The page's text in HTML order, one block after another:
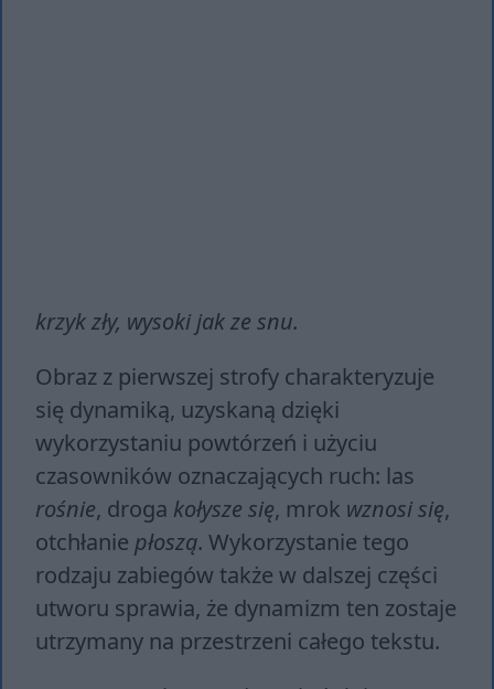
krzyk zły, wysoki jak ze snu.
Obraz z pierwszej strofy charakteryzuje
się dynamiką, uzyskaną dzięki
wykorzystaniu powtórzeń i użyciu
czasowników oznaczających ruch: las
rośnie, droga kołysze się, mrok wznosi się,
otchłanie płoszą. Wykorzystanie tego
rodzaju zabiegów także w dalszej części
utworu sprawia, że dynamizm ten zostaje
utrzymany na przestrzeni całego tekstu.